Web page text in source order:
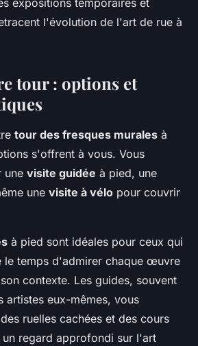
expositions temporaires et
l'évolution de l'art de rue à
tour : options et
tour des fresques murales à
s'offrent à vous. Vous
une visite guidée à pied, une
une visite à vélo pour couvrir
à pied sont idéales pour ceux qui
le temps d'admirer chaque œuvre
contexte. Les guides, souvent
artistes eux-mêmes, vous
ruelles cachées et des cours
regard approfondi sur l'art